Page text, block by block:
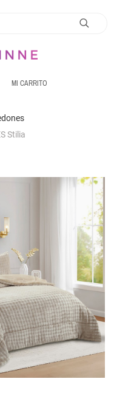
MI CARRITO
Stilia